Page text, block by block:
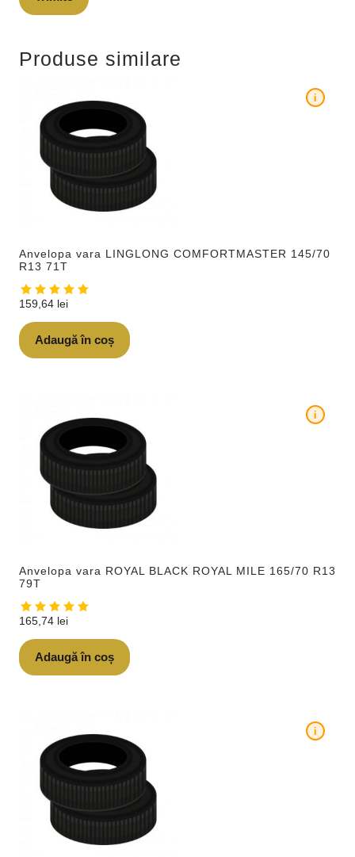
Produse similare
Anvelopa vara LINGLONG COMFORTMASTER 145/70
R13 71T
i
159,64 lei
Adaugă în coș
Anvelopa vara ROYAL BLACK ROYAL MILE 165/70 R13
79T
i
165,74 lei
Adaugă în coș
i